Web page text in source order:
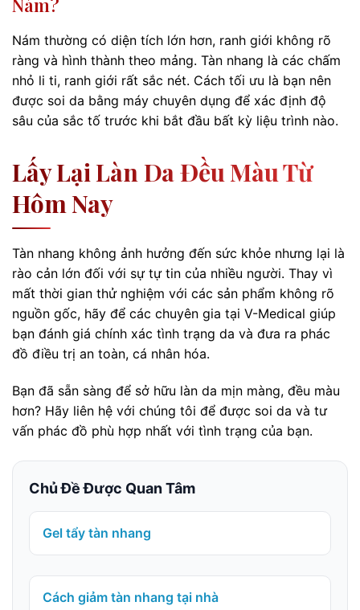
Nám thường có diện tích lớn hơn, ranh giới không rõ
ràng và hình thành theo mảng. Tàn nhang là các chấm
nhỏ li ti, ranh giới rất sắc nét. Cách tối ưu là bạn nên
được soi da bằng máy chuyên dụng để xác định độ
sâu của sắc tố trước khi bắt đầu bất kỳ liệu trình nào.
Lấy Lại Làn Da Đều Màu Từ
Hôm Nay
Tàn nhang không ảnh hưởng đến sức khỏe nhưng lại là
rào cản lớn đối với sự tự tin của nhiều người. Thay vì
mất thời gian thử nghiệm với các sản phẩm không rõ
nguồn gốc, hãy để các chuyên gia tại V-Medical giúp
bạn đánh giá chính xác tình trạng da và đưa ra phác
đồ điều trị an toàn, cá nhân hóa.
Bạn đã sẵn sàng để sở hữu làn da mịn màng, đều màu
hơn? Hãy liên hệ với chúng tôi để được soi da và tư
vấn phác đồ phù hợp nhất với tình trạng của bạn.
Chủ Đề Được Quan Tâm
Gel tẩy tàn nhang
Cách giảm tàn nhang tại nhà